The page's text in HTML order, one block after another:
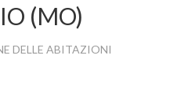
(MO)
DELLE ABITAZIONI